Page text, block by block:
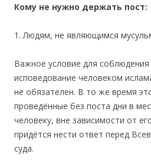
Кому не нужно держать пост:
1. Людям, не являющимся
Важное условие для соблюдения
исповедование человеком
не обязателен. В то же время
проведённые без поста дни в
человеку, вне зависимости от
придётся нести ответ перед
суда.